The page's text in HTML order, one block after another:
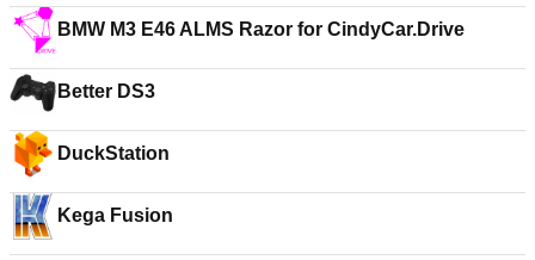
BMW M3 E46 ALMS Razor for CindyCar.Drive
Better DS3
DuckStation
Kega Fusion